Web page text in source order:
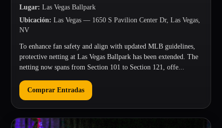
Lugar: Las Vegas Ballpark
Ubicación: Las Vegas — 1650 S Pavilion Center Dr, Las Vegas,
NV
To enhance fan safety and align with updated MLB guidelines,
protective netting at Las Vegas Ballpark has been extended. The
netting now spans from Section 101 to Section 121, offe...
Comprar Entradas